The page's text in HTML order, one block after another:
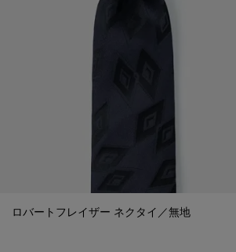
ロバートフレイザー ネクタイ／無地